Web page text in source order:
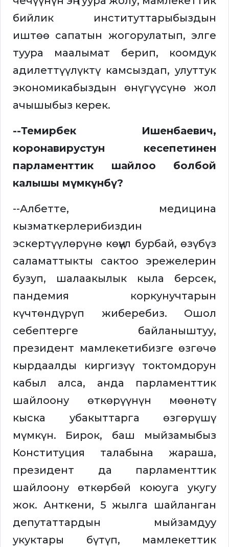
бийлик институттарыбыздын
иштөө сапатын жогорулатып, элге
туура маалымат берип, коомдук
адилеттүүлүктү камсыздап, улуттук
экономикабыздын өнүгүүсүнө жол
ачышыбыз керек.
--Темирбек Ишенбаевич,
коронавирустун кесепетинен
парламенттик шайлоо болбой
калышы мүмкүнбү?
--Албетте, медицина
кызматкерлерибиздин
эскертүүлөрүнө көңүл бурбай, өзүбүз
саламаттыкты сактоо эрежелерин
бузуп, шалаакылык кыла берсек,
пандемия коркунучтарын
күчтөндүрүп жиберебиз. Ошол
себептерге байланыштуу,
президент мамлекетибизге өзгөчө
кырдаалды киргизүү токтомдорун
кабыл алса, анда парламенттик
шайлоону өткөрүүнүн мөөнөтү
кыска убакыттарга өзгөрүшү
мүмкүн. Бирок, баш мыйзамыбыз
Конституция талабына жараша,
президент да парламенттик
шайлоону өткөрбөй коюуга укугу
жок. Анткени, 5 жылга шайланган
депутаттардын мыйзамдуу
укуктары бүтүп, мамлекеттик